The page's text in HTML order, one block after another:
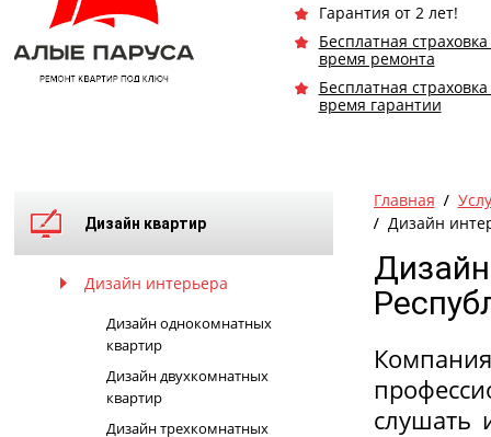
Гарантия от 2 лет!
Бесплатная
время ремонта
Бесплатная
время гарантии
Главная
Дизайн
слушать
Дизайн квартир
Дизайн интерьера
Дизайн однокомнатных
квартир
Дизайн двухкомнатных
квартир
Дизайн трехкомнатных